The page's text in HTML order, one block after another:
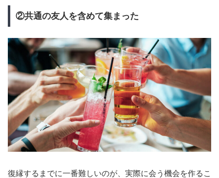
②共通の友人を含めて集まった
復縁するまでに一番難しいのが、実際に会う機会を作るこ